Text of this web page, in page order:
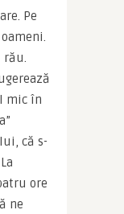
Pe
mic în
că s-
ore
ne